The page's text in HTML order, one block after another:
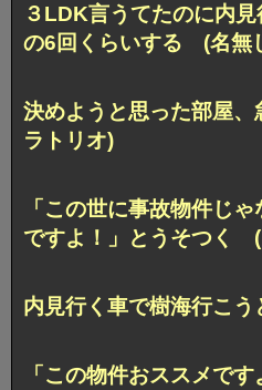
３LDK言うてたのに内
の6回くらいする (名無
決めようと思った部屋
ラトリオ)
「この世に事故物件じ
ですよ！」とうそつく
内見行く車で樹海行こ
「この物件おススメで